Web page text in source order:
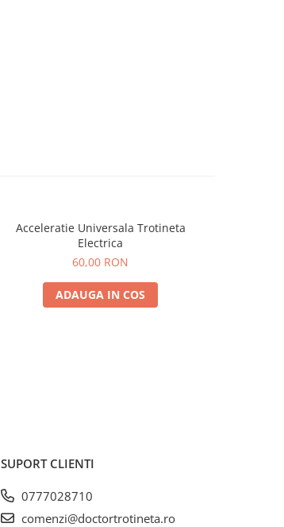
Acceleratie Universala Trotineta
Electrica
60,00 RON
ADAUGA IN COS
SUPORT CLIENTI
0777028710
comenzi@doctortrotineta.ro